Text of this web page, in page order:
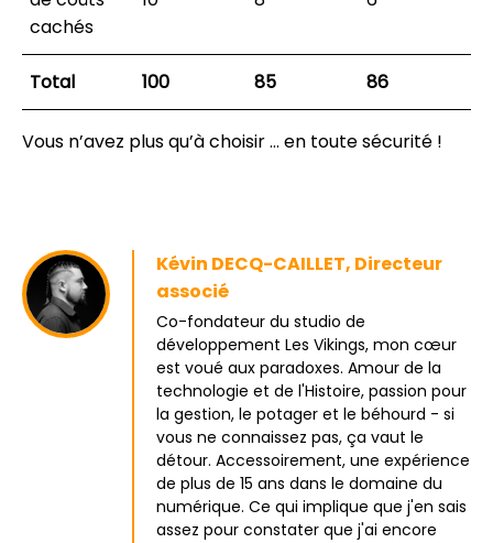
cachés
Total 100 85 86
Vous n’avez plus qu’à choisir … en toute sécurité !
Kévin DECQ-CAILLET, Directeur
associé
Co-fondateur du studio de
développement Les Vikings, mon cœur
est voué aux paradoxes. Amour de la
technologie et de l'Histoire, passion pour
la gestion, le potager et le béhourd - si
vous ne connaissez pas, ça vaut le
détour. Accessoirement, une expérience
de plus de 15 ans dans le domaine du
numérique. Ce qui implique que j'en sais
assez pour constater que j'ai encore